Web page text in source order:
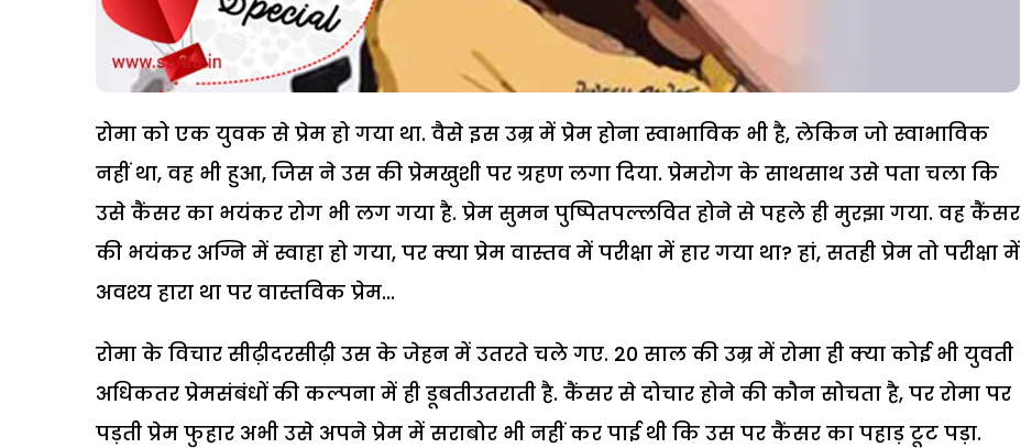
रोमा को एक युवक से प्रेम हो गया था. वैसे इस उम्र में प्रेम होना स्वाभाविक भी है, लेकिन जो स्वाभाविक
नहीं था, वह भी हुआ, जिस ने उस की प्रेमखुशी पर ग्रहण लगा दिया. प्रेमरोग के साथसाथ उसे पता चला कि
उसे कैंसर का भयंकर रोग भी लग गया है. प्रेम सुमन पुष्पितपल्लवित होने से पहले ही मुरझा गया. वह कैंसर
की भयंकर अग्नि में स्वाहा हो गया, पर क्या प्रेम वास्तव में परीक्षा में हार गया था? हां, सतही प्रेम तो परीक्षा में
अवश्य हारा था पर वास्तविक प्रेम...
रोमा के विचार सीढ़ीदरसीढ़ी उस के जेहन में उतरते चले गए. 20 साल की उम्र में रोमा ही क्या कोई भी युवती
अधिकतर प्रेमसंबंधों की कल्पना में ही डूबतीउतराती है. कैंसर से दोचार होने की कौन सोचता है, पर रोमा पर
पड़ती प्रेम फुहार अभी उसे अपने प्रेम में सराबोर भी नहीं कर पाई थी कि उस पर कैंसर का पहाड़ टूट पड़ा.